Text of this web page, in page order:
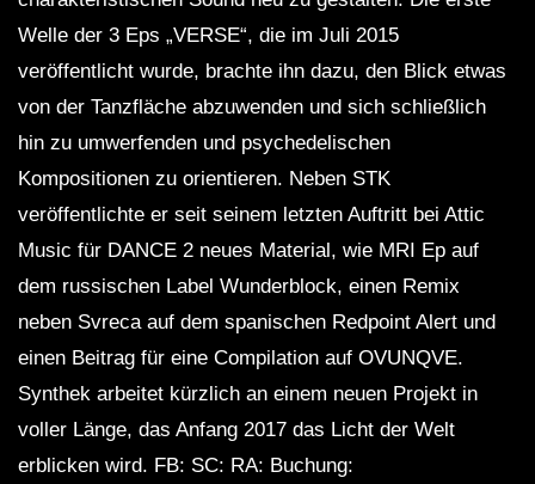
Welle der 3 Eps „VERSE“, die im Juli 2015
veröffentlicht wurde, brachte ihn dazu, den Blick etwas
von der Tanzfläche abzuwenden und sich schließlich
hin zu umwerfenden und psychedelischen
Kompositionen zu orientieren. Neben STK
veröffentlichte er seit seinem letzten Auftritt bei Attic
Music für DANCE 2 neues Material, wie MRI Ep auf
dem russischen Label Wunderblock, einen Remix
neben Svreca auf dem spanischen Redpoint Alert und
einen Beitrag für eine Compilation auf OVUNQVE.
Synthek arbeitet kürzlich an einem neuen Projekt in
voller Länge, das Anfang 2017 das Licht der Welt
erblicken wird. FB: SC: RA: Buchung: